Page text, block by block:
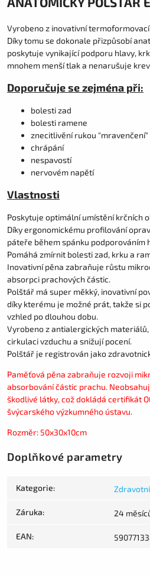
Vyrobeno z inovativní termoformovací
Díky tomu se dokonale přizpůsobí
poskytuje vynikající podporu hlavy,
mnohem menší tlak a nenarušuje
Doporučuje se zejména při:
bolesti zad
bolesti ramene
znecitlivění rukou "mravenčení"
chrápání
nespavostí
nervovém napětí
Vlastnosti
Poskytuje optimální umístění krčních
Díky ergonomickému profilování
páteře během spánku podporováním
Pomáhá zmírnit bolesti zad, krku a
Inovativní pěna zabraňuje růstu
absorpci prachových částic.
Polštář má super měkký, inovativní
díky kterému je možné prát, takže si
vzhled po dlouhou dobu.
Vyrobeno z antialergických
cirkulaci vzduchu a snižují pocení.
Polštář je registrován jako
Paměťová pěna zabraňuje rozvoji
absorbování částic prachu.
škodlivé látky, což dokládá certifikát
švýcarského výzkumného ústavu.
Rozměr: 50x30x10cm
Doplňkové parametry
Kategorie:
Záruka: 24
EAN: